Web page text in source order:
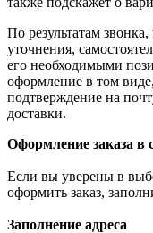
По результатам
уточнения,
его необходимыми
оформление в том
подтверждение на
доставки.
Оформление заказа в
Если вы уверены в
оформить заказ,
Заполнение адреса